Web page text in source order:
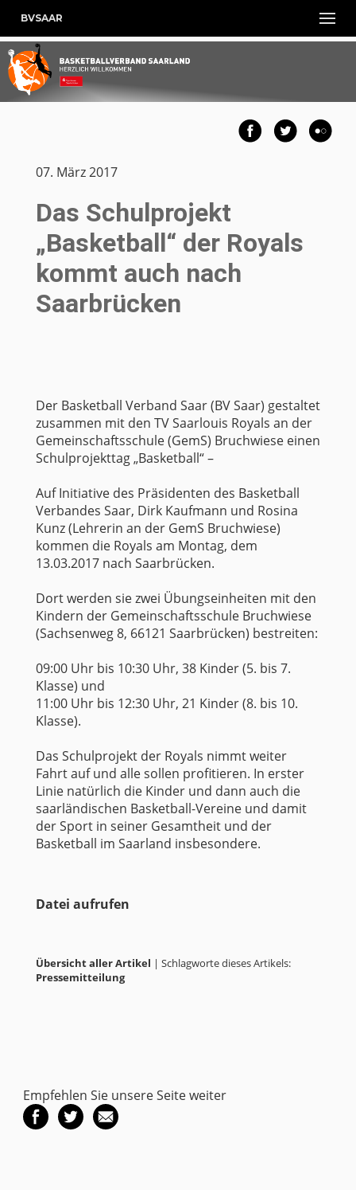
BVSAAR
07. März 2017
Das Schulprojekt
„Basketball“ der Royals
kommt auch nach
Saarbrücken
Der Basketball Verband Saar (BV Saar) gestaltet
zusammen mit den TV Saarlouis Royals an der
Gemeinschaftsschule (GemS) Bruchwiese einen
Schulprojekttag „Basketball“ –
Auf Initiative des Präsidenten des Basketball
Verbandes Saar, Dirk Kaufmann und Rosina
Kunz (Lehrerin an der GemS Bruchwiese)
kommen die Royals am Montag, dem
13.03.2017 nach Saarbrücken.
Dort werden sie zwei Übungseinheiten mit den
Kindern der Gemeinschaftsschule Bruchwiese
(Sachsenweg 8, 66121 Saarbrücken) bestreiten:
09:00 Uhr bis 10:30 Uhr, 38 Kinder (5. bis 7.
Klasse) und
11:00 Uhr bis 12:30 Uhr, 21 Kinder (8. bis 10.
Klasse).
Das Schulprojekt der Royals nimmt weiter
Fahrt auf und alle sollen profitieren. In erster
Linie natürlich die Kinder und dann auch die
saarländischen Basketball-Vereine und damit
der Sport in seiner Gesamtheit und der
Basketball im Saarland insbesondere.
Datei aufrufen
Übersicht aller Artikel | Schlagworte dieses Artikels:
Pressemitteilung
Empfehlen Sie unsere Seite weiter